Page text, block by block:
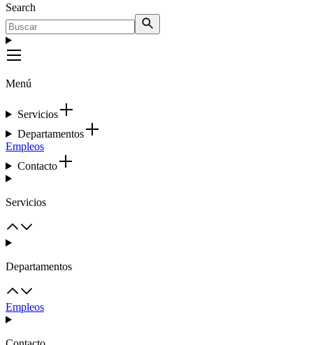
Search
Menú
Servicios
Departamentos
Empleos
Contacto
Servicios
Departamentos
Empleos